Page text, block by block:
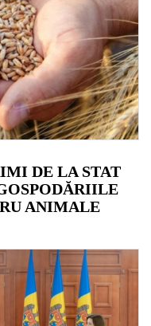
DE LA STAT
ANIMALE